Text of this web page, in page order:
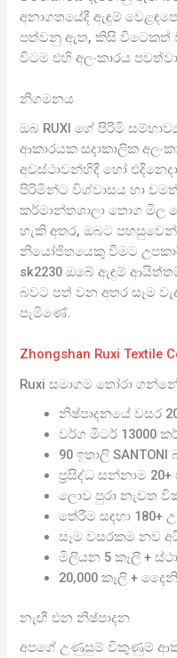
අනාගතයේදී ඇඳුම්
පත්වනු ඇත, කිසි විටෙකත්
විටම එහි අලංකාරය
නිගමනය
ඔබ RUXI ගේ පිරිමි
ආකාරයක සදාකාලික
අවස්ථාවන්හිදී හෝ
පිරිමින්ට විශ්වාසය හා
කර්මාන්තශාලා තොග මිල
හැකි අතර, ඔබට
නියෝජිතයෙකු වීමට උපකාරී
sk2230 ඔබේ ඇඳුම්
බවට පත් වන අතර සෑම
පැමිණේ.
Zhongshan Ruxi Textile
Ruxi සමාගම තෝරා
නිෂ්පාදනයේ වසර
වර්ග මීටර් 13000
90 ඉතාලි
ප්‍රසිද්ධ සන්නාම 20+
ලොව පුරා නැවත
තේරීම සඳහා
සෑම වසරකම නව
මිලියන 5 කෑලි +
20,000 කෑලි +
නැඟී එන නිෂ්පාදන
අපගේ උණුසුම් විකුණුම්